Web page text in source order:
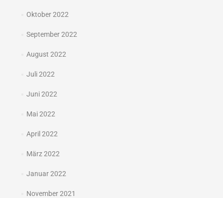
Oktober 2022
September 2022
August 2022
Juli 2022
Juni 2022
Mai 2022
April 2022
März 2022
Januar 2022
November 2021